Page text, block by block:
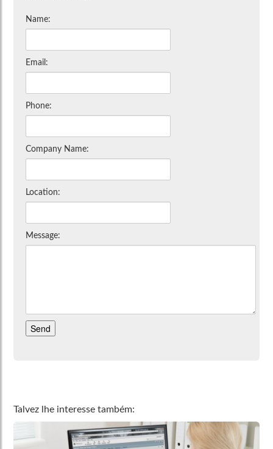
Name:
Email:
Phone:
Company Name:
Location:
Message:
Talvez lhe interesse também: